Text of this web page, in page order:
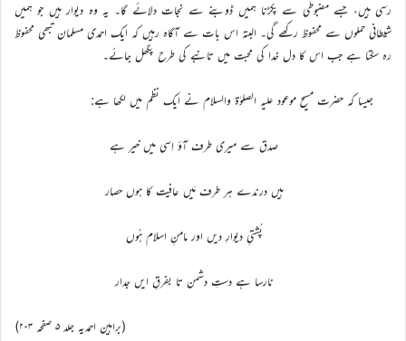
رسی ہیں، جسے مضبوطی سے پکڑنا ہمیں ڈوبنے سے نجات دلائے گا۔ یہ وہ دیوار ہیں جو ہمیں
شیطانی حملوں سے محفوظ رکھے گی۔ البتہ اس بات سے آگاہ رہیں کہ ایک احمدی مسلمان تبھی محفوظ
رہ سکتا ہے جب اس کا دل خدا کی محبت میں تانبے کی طرح پگھل جائے۔
جیسا کہ حضرت مسیح موعود علیہ الصلوٰۃ والسلام نے ایک نظم میں لکھا ہے:
صدق سے میری طرف آؤ اِسی میں خیر ہے
ہیں درندے ہر طرف مَیں عافیت کا ہوں حصار
پُشتیِ دیوارِ دیں اور مامنِ اسلام ہُوں
نارسا ہے دستِ دشمن تا بفرقِ ایں جدار
(براہین احمدیہ جلد ۵ صفحہ ۲۰۳)